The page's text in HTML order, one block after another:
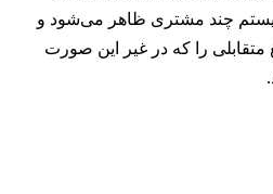
چند مشتری ظاهر می‌شود و
را که در غیر این صورت